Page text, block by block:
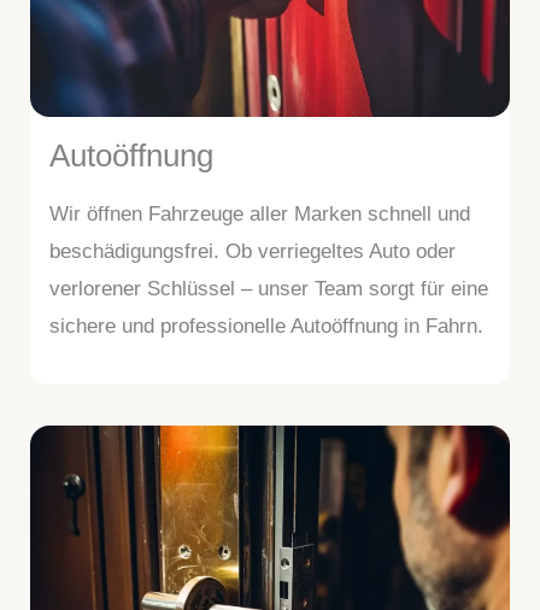
Autoöffnung
Wir öffnen Fahrzeuge aller Marken schnell und
beschädigungsfrei. Ob verriegeltes Auto oder
verlorener Schlüssel – unser Team sorgt für eine
sichere und professionelle Autoöffnung in Fahrn.